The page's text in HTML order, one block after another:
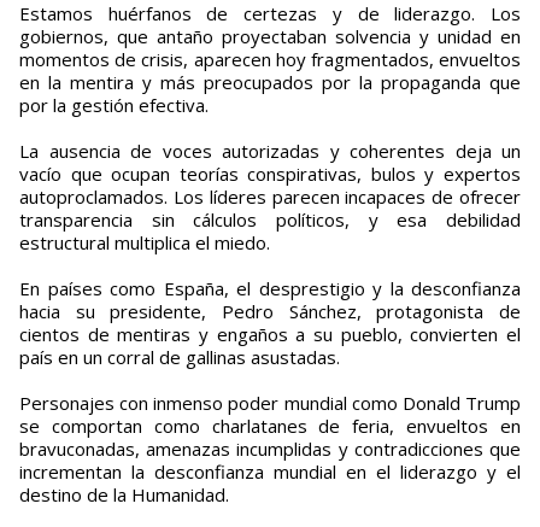
Estamos huérfanos de certezas y de liderazgo. Los
gobiernos, que antaño proyectaban solvencia y unidad en
momentos de crisis, aparecen hoy fragmentados, envueltos
en la mentira y más preocupados por la propaganda que
por la gestión efectiva.
La ausencia de voces autorizadas y coherentes deja un
vacío que ocupan teorías conspirativas, bulos y expertos
autoproclamados. Los líderes parecen incapaces de ofrecer
transparencia sin cálculos políticos, y esa debilidad
estructural multiplica el miedo.
En países como España, el desprestigio y la desconfianza
hacia su presidente, Pedro Sánchez, protagonista de
cientos de mentiras y engaños a su pueblo, convierten el
país en un corral de gallinas asustadas.
Personajes con inmenso poder mundial como Donald Trump
se comportan como charlatanes de feria, envueltos en
bravuconadas, amenazas incumplidas y contradicciones que
incrementan la desconfianza mundial en el liderazgo y el
destino de la Humanidad.